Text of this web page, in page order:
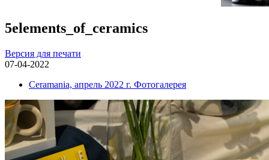
5elements_of_ceramics
Версия для печати
07-04-2022
Ceramania, апрель 2022 г. Фотогалерея